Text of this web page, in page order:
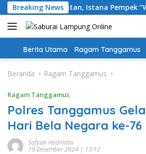
Langsung
ke
konten
Breaking News
Selatan, Istana Pempek “Wong
Home
Berita Utama Ragam Tanggamus
Beranda Ragam Tanggamus
Ragam Tanggamus
Polres Tanggamus
Hari Bela Negara ke-76
Sofyan Hadinata
19 Desember 2024 | 13:12